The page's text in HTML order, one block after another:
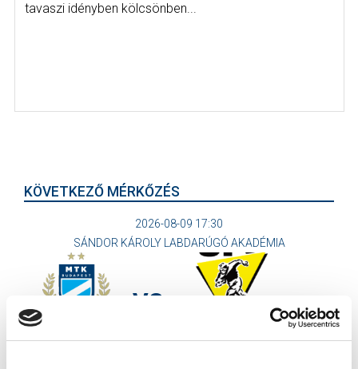
tavaszi idényben kölcsönben...
KÖVETKEZŐ MÉRKŐZÉS
2026-08-09 17:30
SÁNDOR KÁROLY LABDARÚGÓ AKADÉMIA
MTK BUDAPEST II
VS
SZEKSZÁRDI UFC